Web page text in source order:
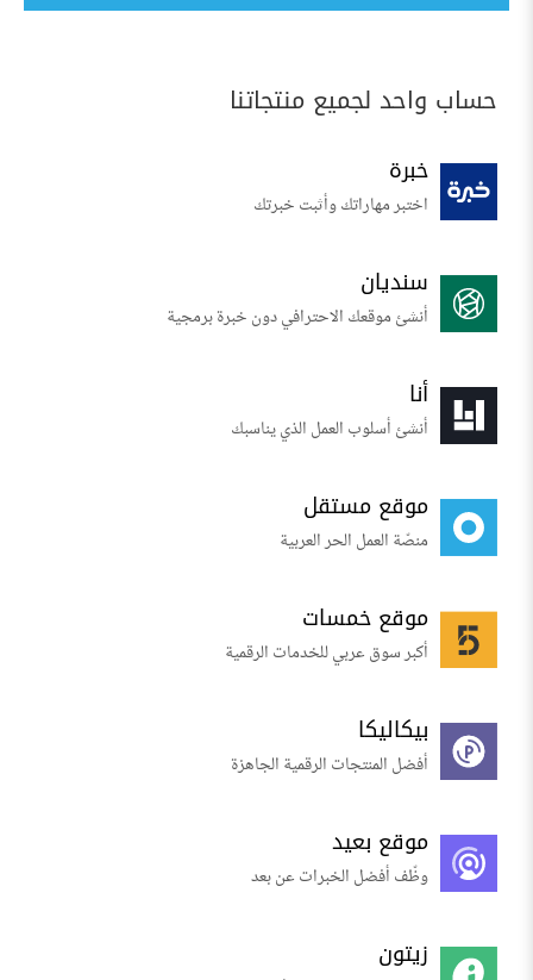
حساب واحد لجميع منتجاتنا
خبرة
اختبر مهاراتك وأثبت خبرتك
سنديان
أنشئ موقعك الاحترافي دون خبرة برمجية
أنا
أنشئ أسلوب العمل الذي يناسبك
موقع مستقل
منصّة العمل الحر العربية
موقع خمسات
أكبر سوق عربي للخدمات الرقمية
بيكاليكا
أفضل المنتجات الرقمية الجاهزة
موقع بعيد
وظّف أفضل الخبرات عن بعد
زيتون